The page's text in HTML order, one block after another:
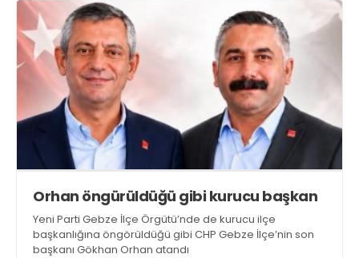
Orhan öngürüldüğü gibi kurucu başkan
Yeni Parti Gebze İlçe Örgütü’nde de kurucu ilçe
başkanlığına öngörüldüğü gibi CHP Gebze İlçe’nin son
başkanı Gökhan Orhan atandı